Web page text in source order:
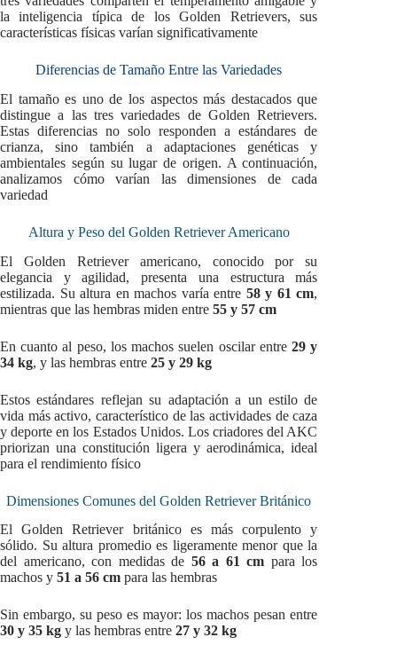
la inteligencia típica de los Golden Retrievers, sus
características físicas varían significativamente
Diferencias de Tamaño Entre las Variedades
El tamaño es uno de los aspectos más destacados que
distingue a las tres variedades de Golden Retrievers.
Estas diferencias no solo responden a estándares de
crianza, sino también a adaptaciones genéticas y
ambientales según su lugar de origen. A continuación,
analizamos cómo varían las dimensiones de cada
variedad
Altura y Peso del Golden Retriever Americano
El Golden Retriever americano, conocido por su
elegancia y agilidad, presenta una estructura más
estilizada. Su altura en machos varía entre 58 y 61 cm,
mientras que las hembras miden entre 55 y 57 cm
En cuanto al peso, los machos suelen oscilar entre29 y
34 kg, y las hembras entre 25 y 29 kg
Estos estándares reflejan su adaptación a un estilo de
vida más activo, característico de las actividades de caza
y deporte en los Estados Unidos. Los criadores del AKC
priorizan una constitución ligera y aerodinámica, ideal
para el rendimiento físico
Dimensiones Comunes del Golden Retriever Británico
El Golden Retriever británico es más corpulento y
sólido. Su altura promedio es ligeramente menor que la
del americano, con medidas de 56 a 61 cm para los
machos y 51 a 56 cm para las hembras
Sin embargo, su peso es mayor: los machos pesan entre
30 y 35 kg y las hembras entre 27 y 32 kg